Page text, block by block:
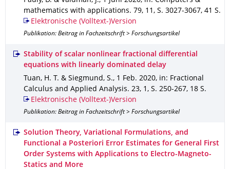
mathematics with applications. 79, 11 , S. 3027-3067, 41 S.
Elektronische (Volltext-)Version
Publikation: Beitrag in Fachzeitschrift > Forschungsartikel
Stability of scalar nonlinear fractional differential
equations with linearly dominated delay
Tuan, H. T. & Siegmund, S., 1 Feb. 2020, in: Fractional
Calculus and Applied Analysis. 23, 1 , S. 250-267, 18 S.
Elektronische (Volltext-)Version
Publikation: Beitrag in Fachzeitschrift > Forschungsartikel
Solution Theory, Variational Formulations, and
Functional a Posteriori Error Estimates for General First
Order Systems with Applications to Electro-Magneto-
Statics and More